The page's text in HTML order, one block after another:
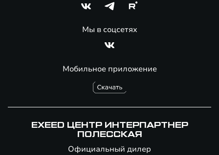
Мобильное приложение
Мы в соцсетях
EXEED ЦЕНТР ИНТЕРПАРТНЕР
ПОЛЕССКАЯ
Официальный дилер